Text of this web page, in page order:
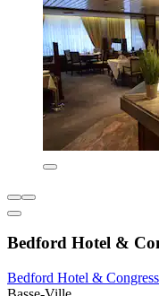
Bedford Hotel &
Bedford Hotel &